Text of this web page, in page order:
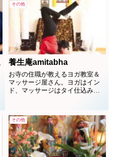
その他
養生庵amitabha
お寺の住職が教えるヨガ教室＆
マッサージ屋さん。ヨガはイン
ド、マッサージはタイ仕込み！
生』とは、生命を養い元気を保
つこと。予防は治療に優り、養
生は予防に勝ります。コロナや
ストレスに負けない心と体を作
りましょう！
その他